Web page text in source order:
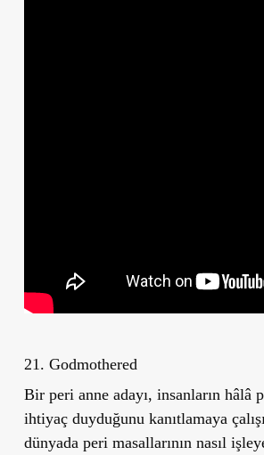
21. Godmothered
Bir peri anne adayı, insanların hâlâ
ihtiyaç duyduğunu kanıtlamaya
dünyada peri masallarının nasıl